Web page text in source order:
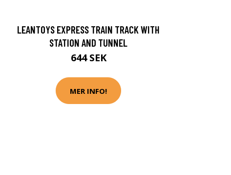
LEANTOYS EXPRESS TRAIN TRACK WITH
STATION AND TUNNEL
644 SEK
MER INFO!